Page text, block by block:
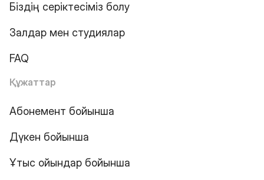
Біздің серіктесіміз болу
Залдар мен студиялар
FAQ
Құжаттар
Абонемент бойынша
Дүкен бойынша
Ұтыс ойындар бойынша